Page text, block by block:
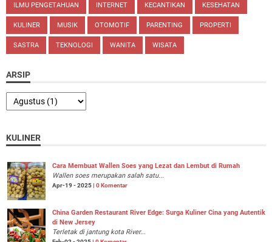
ILMU PENGETAHUAN INTERNET KECANTIKAN KESEHATAN
KULINER MUSIK OTOMOTIF PARENTING PROPERTI
SASTRA TEKNOLOGI WANITA WISATA
ARSIP
KULINER
Cara Membuat Wallen Soes yang Lezat dan Lembut di Rumah
Wallen soes merupakan salah satu...
Apr-19 - 2025 | 0 Komentar
China Garden Restaurant River Edge: Surga Kuliner Cina yang Autentik
di New Jersey
Terletak di jantung kota River...